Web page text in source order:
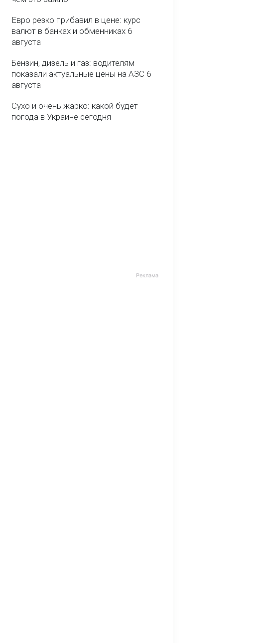
Евро резко прибавил в цене: курс
валют в банках и обменниках 6
августа
Бензин, дизель и газ: водителям
показали актуальные цены на АЗС 6
августа
Сухо и очень жарко: какой будет
погода в Украине сегодня